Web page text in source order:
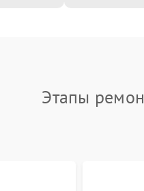
Этапы